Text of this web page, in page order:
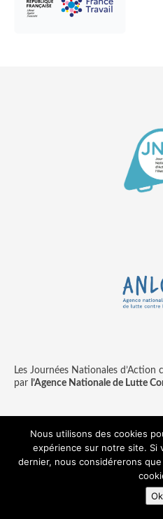
Les Journées Nationales d’Action
par l’Agence Nationale de Lutte
Contact
© copyright
Nous utilisons des cookies
expérience sur notre site. Si
dernier, nous considérerons
Ok